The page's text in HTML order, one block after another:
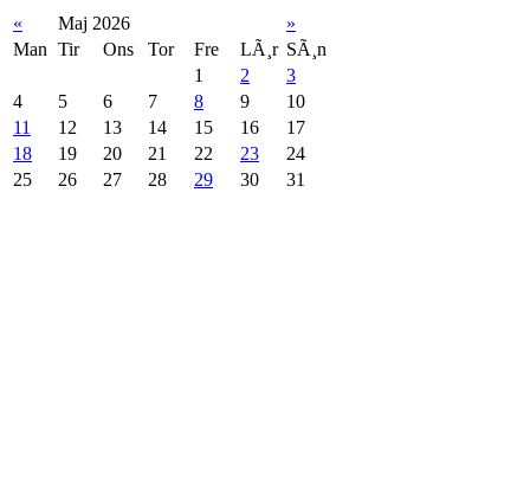
« Maj 2026
»
Man Tir Ons Tor Fre LÃ¸r SÃ¸n
1
2
3
4
5 6 7 8 9
10
11
12 13 14 15 16
17
18
19 20 21 22 23
24
25
26 27 28 29 30 31